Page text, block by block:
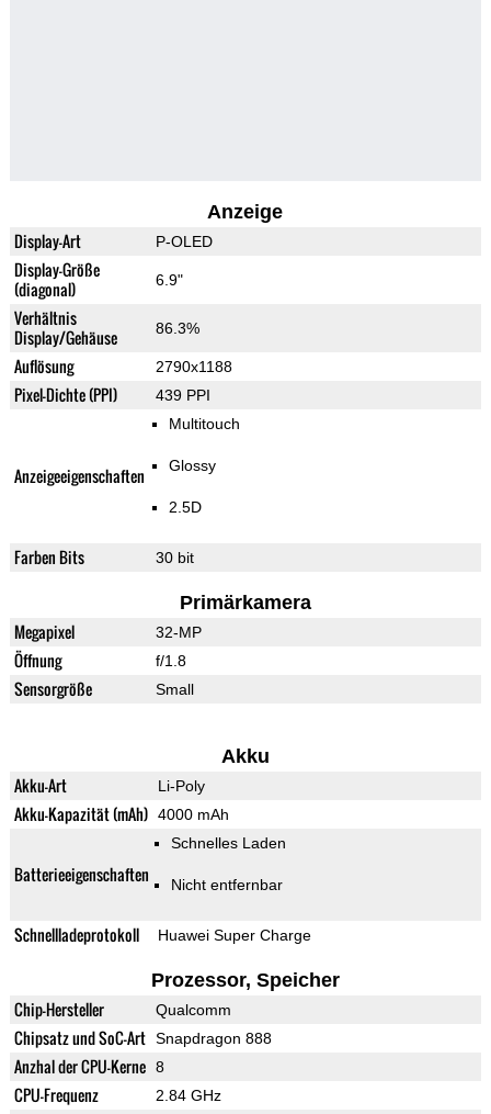
Anzeige
Display-Art P-OLED
Display-Größe
(diagonal)
6.9"
Verhältnis
Display/Gehäuse
86.3%
Auflösung 2790x1188
Pixel-Dichte (PPI) 439 PPI
Anzeigeeigenschaften
Multitouch
Glossy
2.5D
Farben Bits 30 bit
Primärkamera
Megapixel 32-MP
Öffnung f/1.8
Sensorgröße Small
Akku
Akku-Art Li-Poly
Akku-Kapazität (mAh) 4000 mAh
Batterieeigenschaften
Schnelles Laden
Nicht entfernbar
Schnellladeprotokoll Huawei Super Charge
Prozessor, Speicher
Chip-Hersteller Qualcomm
Chipsatz und SoC-Art Snapdragon 888
Anzhal der CPU-Kerne 8
CPU-Frequenz 2.84 GHz